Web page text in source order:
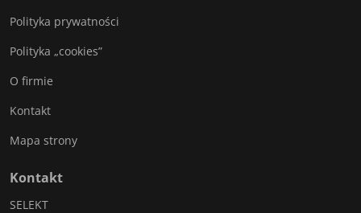
Polityka prywatności
Polityka „cookies”
O firmie
Kontakt
Mapa strony
Kontakt
SELEKT